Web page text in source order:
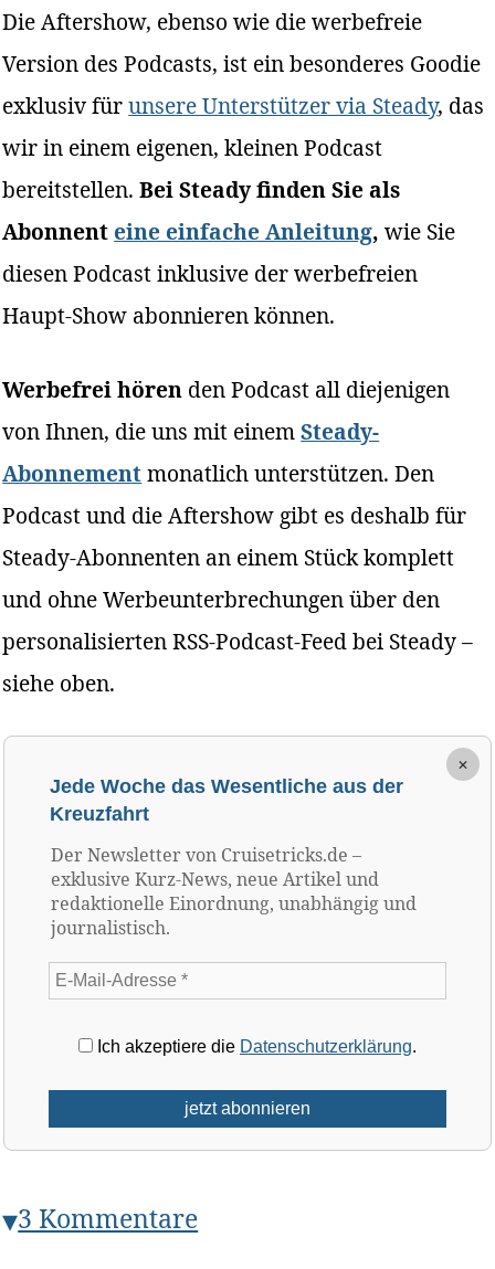
Die Aftershow, ebenso wie die werbefreie
Version des Podcasts, ist ein besonderes Goodie
exklusiv fürunsere Unterstützer via Steady, das
wir in einem eigenen, kleinen Podcast
bereitstellen.Bei Steady finden Sie als
Abonnent eine einfache Anleitung, wie Sie
diesen Podcast inklusive der werbefreien
Haupt-Show abonnieren können.
Werbefrei hören den Podcast all diejenigen
von Ihnen, die uns mit einemSteady-
Abonnementmonatlich unterstützen. Den
Podcast und die Aftershow gibt es deshalb für
Steady-Abonnenten an einem Stück komplett
und ohne Werbeunterbrechungen über den
personalisierten RSS-Podcast-Feed bei Steady –
siehe oben.
×
Jede Woche das Wesentliche aus der
Kreuzfahrt
Der Newsletter von Cruisetricks.de –
exklusive Kurz-News, neue Artikel und
redaktionelle Einordnung, unabhängig und
journalistisch.
Ich akzeptiere die Datenschutzerklärung.
3 Kommentare